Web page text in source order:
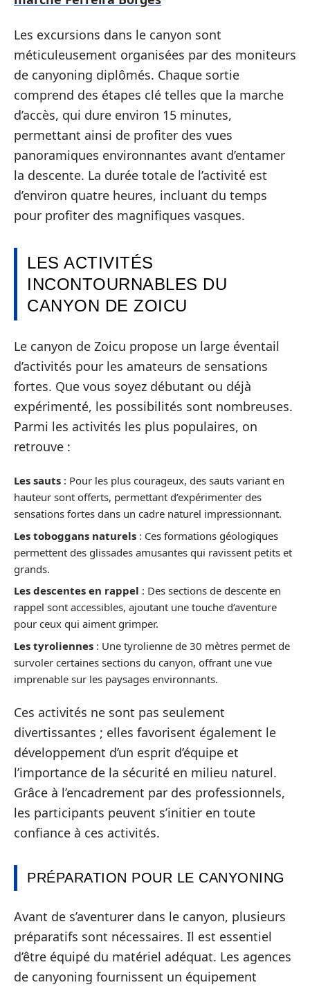
Les excursions dans le canyon sont
méticuleusement organisées par des moniteurs
de canyoning diplômés. Chaque sortie
comprend des étapes clé telles que la marche
d’accès, qui dure environ 15 minutes,
permettant ainsi de profiter des vues
panoramiques environnantes avant d’entamer
la descente. La durée totale de l’activité est
d’environ quatre heures, incluant du temps
pour profiter des magnifiques vasques.
LES ACTIVITÉS
INCONTOURNABLES DU
CANYON DE ZOICU
Le canyon de Zoicu propose un large éventail
d’activités pour les amateurs de sensations
fortes. Que vous soyez débutant ou déjà
expérimenté, les possibilités sont nombreuses.
Parmi les activités les plus populaires, on
retrouve :
Les sauts : Pour les plus courageux, des sauts variant en
hauteur sont offerts, permettant d’expérimenter des
sensations fortes dans un cadre naturel impressionnant.
Les toboggans naturels : Ces formations géologiques
permettent des glissades amusantes qui ravissent petits et
grands.
Les descentes en rappel : Des sections de descente en
rappel sont accessibles, ajoutant une touche d’aventure
pour ceux qui aiment grimper.
Les tyroliennes : Une tyrolienne de 30 mètres permet de
survoler certaines sections du canyon, offrant une vue
imprenable sur les paysages environnants.
Ces activités ne sont pas seulement
divertissantes ; elles favorisent également le
développement d’un esprit d’équipe et
l’importance de la sécurité en milieu naturel.
Grâce à l’encadrement par des professionnels,
les participants peuvent s’initier en toute
confiance à ces activités.
PRÉPARATION POUR LE CANYONING
Avant de s’aventurer dans le canyon, plusieurs
préparatifs sont nécessaires. Il est essentiel
d’être équipé du matériel adéquat. Les agences
de canyoning fournissent un équipement